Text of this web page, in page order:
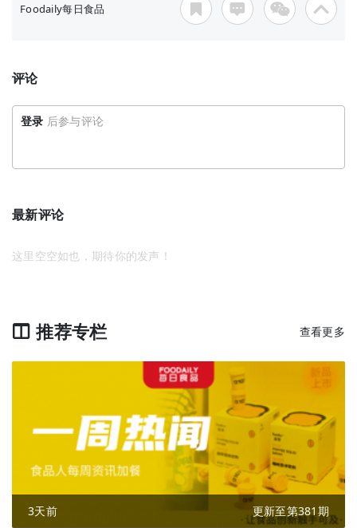
Foodaily每日食品
评论
登录 后参与评论
最新评论
这里空空如也，期待你的发声！
推荐专栏 查看更多
3天前 更新至第381期